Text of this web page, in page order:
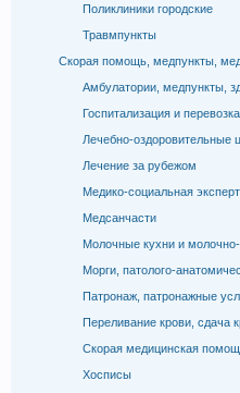
Поликлиники городские
Травмпункты
Скорая помощь, медпункты,
Амбулатории, медпункты,
Госпитализация и
Лечебно-оздоровительные
Лечение за рубежом
Медико-социальная
Медсанчасти
Молочные кухни и
Морги, патолого-
Патронаж, патронажные
Переливание крови, сдача
Скорая медицинская
Хосписы